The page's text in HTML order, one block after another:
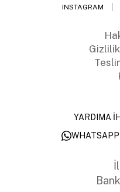
INSTAGRAM
YARDIMA
WHATSAPP